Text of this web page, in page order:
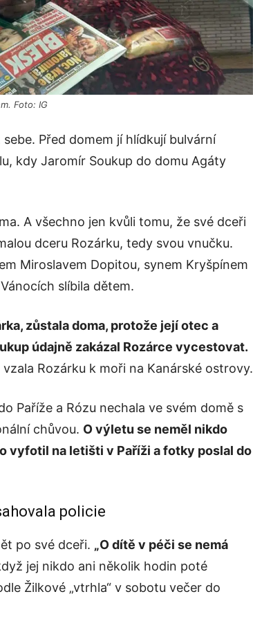
Foto: IG
Před domem jí hlídkují bulvární
kdy Jaromír Soukup do domu Agáty
A všechno jen kvůli tomu, že své dceři
dceru Rozárku, tedy svou vnučku.
Miroslavem Dopitou, synem Kryšpínem
slíbila dětem.
zůstala doma, protože její otec a
údajně zakázal Rozárce vycestovat.
Rozárku k moři na Kanárské ostrovy.
Paříže a Rózu nechala ve svém domě s
chůvou. O výletu se neměl nikdo
vyfotil na letišti v Paříži a fotky poslal do
policie
po své dceři. „O dítě v péči se nemá
jej nikdo ani několik hodin poté
Žilkové „vtrhla“ v sobotu večer do